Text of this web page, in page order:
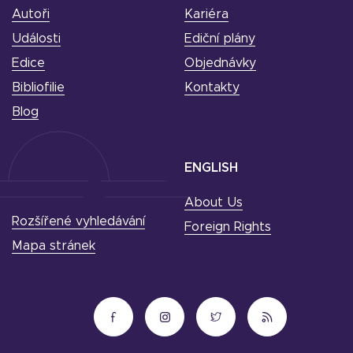
Autoři
Události
Edice
Bibliofilie
Blog
Kariéra
Ediční plány
Objednávky
Kontakty
ENGLISH
About Us
Foreign Rights
Rozšířené vyhledávání
Mapa stránek